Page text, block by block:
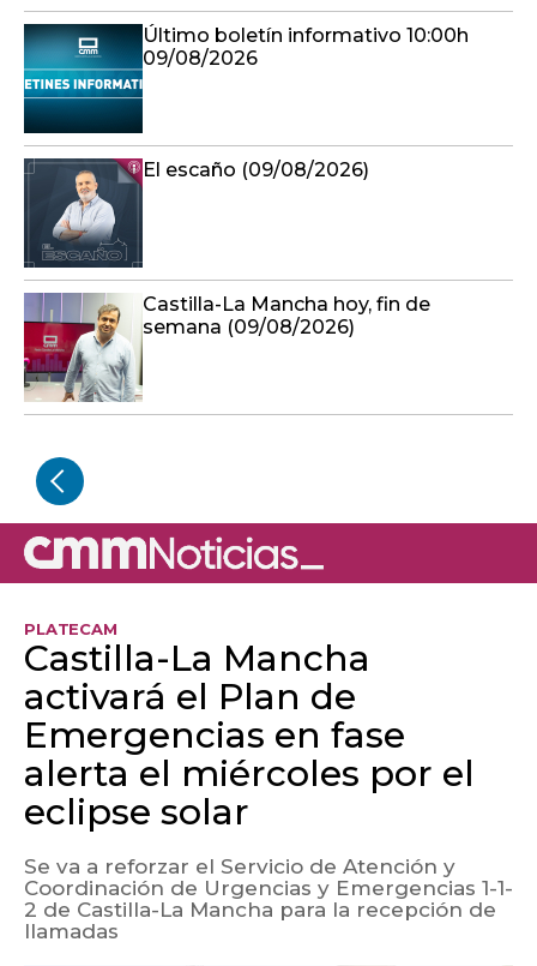
Último boletín informativo 10:00h
09/08/2026
El escaño (09/08/2026)
Castilla-La Mancha hoy, fin de
semana (09/08/2026)
PLATECAM
Castilla-La Mancha
activará el Plan de
Emergencias en fase
alerta el miércoles por el
eclipse solar
Se va a reforzar el Servicio de Atención y
Coordinación de Urgencias y Emergencias 1-1-
2 de Castilla-La Mancha para la recepción de
llamadas